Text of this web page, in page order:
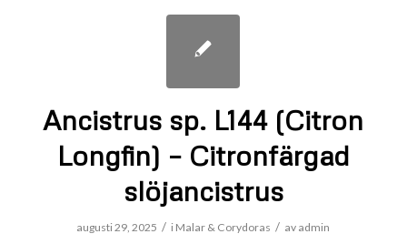
Ancistrus sp. L144 (Citron
Longfin) – Citronfärgad
slöjancistrus
augusti 29, 2025 / i Malar & Corydoras / av admin